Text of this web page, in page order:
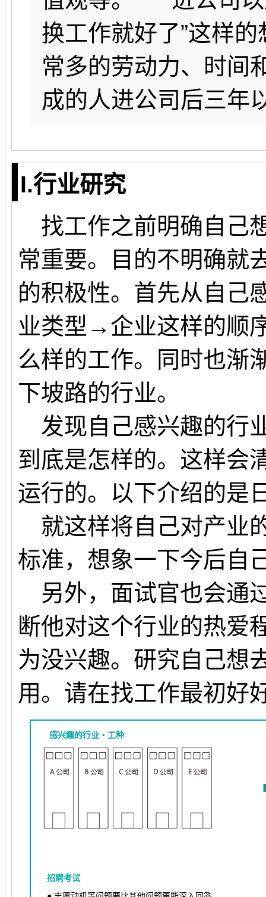
换工作就好了”这样
常多的劳动力、时间
成的人进公司后三年
I.行业研究
找工作之前明确自己
常重要。目的不明确就
的积极性。首先从自己
业类型→企业这样的顺
么样的工作。同时也渐
下坡路的行业。
发现自己感兴趣的行
到底是怎样的。这样会
运行的。以下介绍的是
就这样将自己对产业
标准，想象一下今后自
另外，面试官也会通
断他对这个行业的热爱
为没兴趣。研究自己想
用。请在找工作最初好
感兴趣的行业・工种
招聘考试